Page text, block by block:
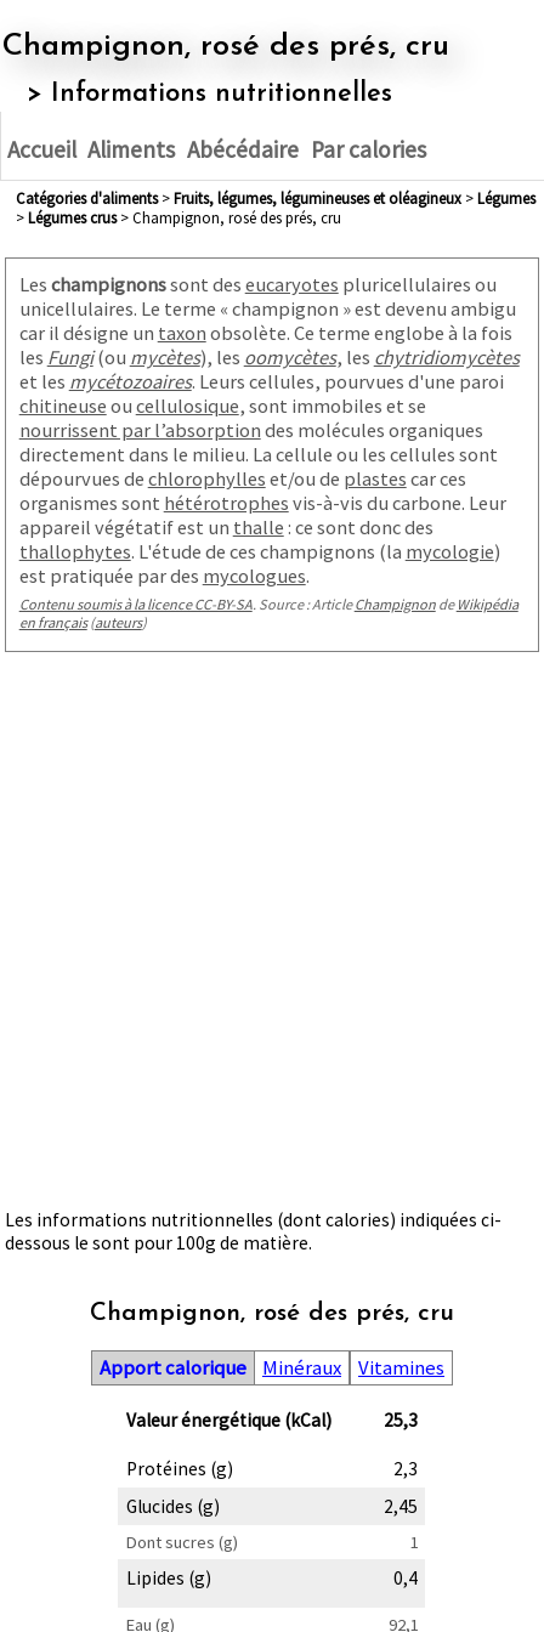
Champignon, rosé des prés, cru
> Informations nutritionnelles
Accueil Aliments Abécédaire Par calories
Catégories d'aliments> fruits, légumes, légumineuses et oléagineux> légumes
> légumes crus> Champignon, rosé des prés, cru
Les champignonssont des eucaryotes pluricellulaires ou
unicellulaires. Le terme « champignon » est devenu ambigu
car il désigne un taxon obsolète. Ce terme englobe à la fois
les Fungi(ou mycètes), les oomycètes, les chytridiomycètes
et les mycétozoaires. Leurs cellules, pourvues d'une paroi
chitineuse ou cellulosique, sont immobiles et se
nourrissent par l’absorption des molécules organiques
directement dans le milieu. La cellule ou les cellules sont
dépourvues de chlorophylles et/ou de plastes car ces
organismes sont hétérotrophes vis-à-vis du carbone. Leur
appareil végétatif est un thalle : ce sont donc des
thallophytes. L'étude de ces champignons (la mycologie)
est pratiquée par des mycologues.
Contenu soumis à la licence CC-BY-SA. Source : ArticleChampignonde Wikipédia
en français(auteurs)
Les informations nutritionnelles (dont calories) indiquées ci-
dessous le sont pour 100g de matière.
Champignon, rosé des prés, cru
Apport calorique Minéraux Vitamines
Valeur énergétique (kCal) 25,3
Protéines (g)
2,3
Glucides (g)
2,45
Dont sucres (g) 1
Lipides (g) 0,4
Eau (g) 92,1